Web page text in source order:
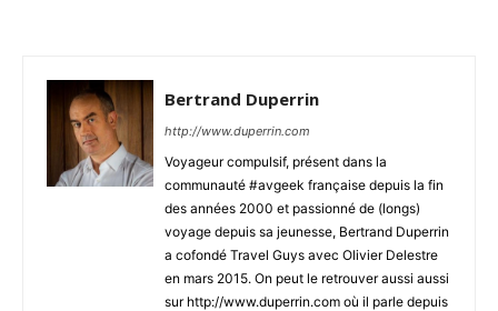
Bertrand Duperrin
http://www.duperrin.com
Voyageur compulsif, présent dans la
communauté #avgeek française depuis la fin
des années 2000 et passionné de (longs)
voyage depuis sa jeunesse, Bertrand Duperrin
a cofondé Travel Guys avec Olivier Delestre
en mars 2015. On peut le retrouver aussi aussi
sur http://www.duperrin.com où il parle depuis